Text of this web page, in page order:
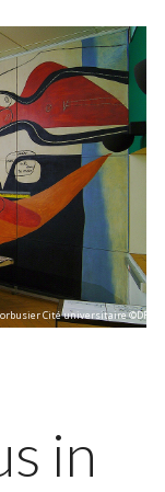
Cité universitaire ©DR
in